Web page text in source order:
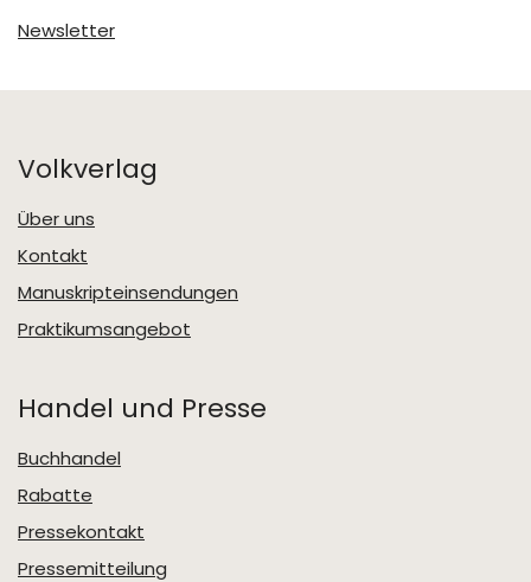
Newsletter
Volkverlag
Über uns
Kontakt
Manuskripteinsendungen
Praktikumsangebot
Handel und Presse
Buchhandel
Rabatte
Pressekontakt
Pressemitteilung